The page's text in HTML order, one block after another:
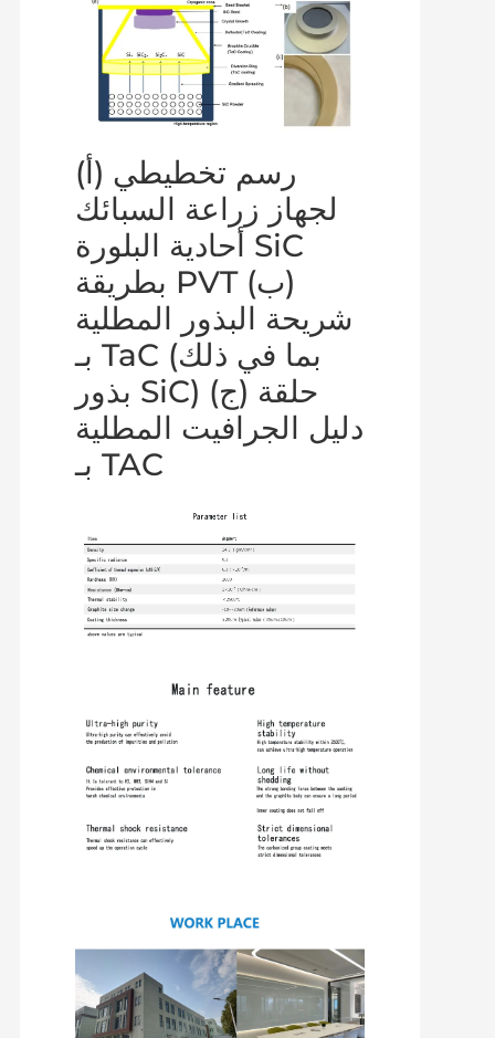
(أ) رسم تخطيطي
لجهاز زراعة السبائك
أحادية البلورة SiC
بطريقة PVT (ب)
شريحة البذور المطلية
بـ TaC (بما في ذلك
بذور SiC) (ج) حلقة
دليل الجرافيت المطلية
بـ TAC